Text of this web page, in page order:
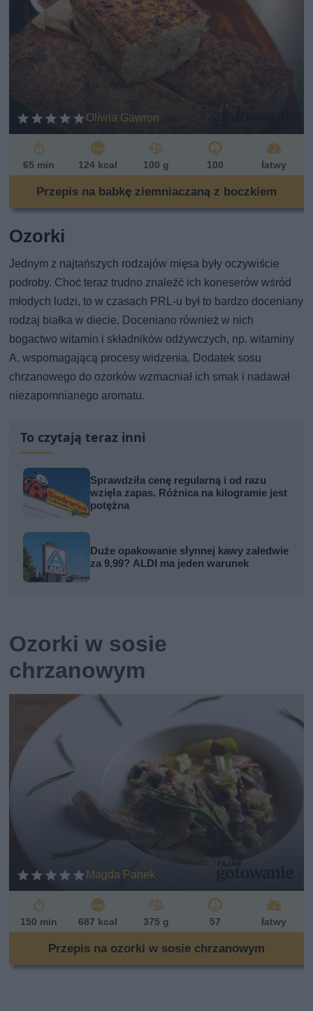
Oliwia Gawron
65 min 124 kcal 100 g 100 łatwy
Przepis na babkę ziemniaczaną z boczkiem
Ozorki
Jednym z najtańszych rodzajów mięsa były oczywiście
podroby. Choć teraz trudno znaleźć ich koneserów wśród
młodych ludzi, to w czasach PRL-u był to bardzo doceniany
rodzaj białka w diecie. Doceniano również w nich
bogactwo witamin i składników odżywczych, np. witaminy
A, wspomagającą procesy widzenia. Dodatek sosu
chrzanowego do ozorków wzmacniał ich smak i nadawał
niezapomnianego aromatu.
To czytają teraz inni
Sprawdziła cenę regularną i od razu
wzięła zapas. Różnica na kilogramie jest
potężna
Duże opakowanie słynnej kawy zaledwie
za 9,99? ALDI ma jeden warunek
Ozorki w sosie
chrzanowym
Magda Panek
150 min 687 kcal 375 g 57 łatwy
Przepis na ozorki w sosie chrzanowym